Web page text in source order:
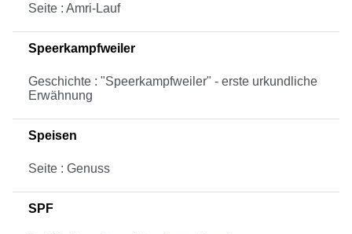
Seite : Amri-Lauf
Speerkampfweiler
Geschichte : "Speerkampfweiler" - erste urkundliche
Erwähnung
Speisen
Seite : Genuss
SPF